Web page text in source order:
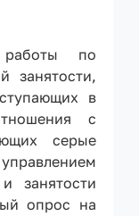
по
занятости,
в
с
серые
занятости
опрос на